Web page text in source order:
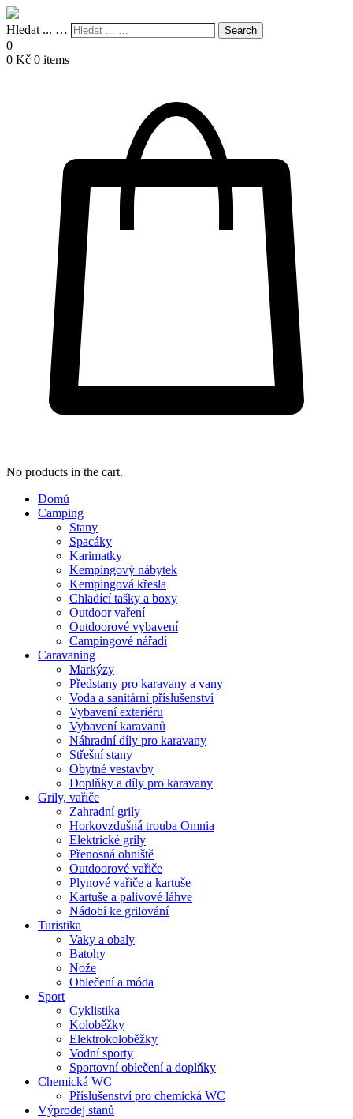
Hledat ... … Search
0
0 Kč 0 items
No products in the cart.
Domů
Camping
Stany
Spacáky
Karimatky
Kempingový nábytek
Kempingová křesla
Chladící tašky a boxy
Outdoor vaření
Outdoorové vybavení
Campingové nářadí
Caravaning
Markýzy
Předstany pro karavany a vany
Voda a sanitární příslušenství
Vybavení exteriéru
Vybavení karavanů
Náhradní díly pro karavany
Střešní stany
Obytné vestavby
Doplňky a díly pro karavany
Grily, vařiče
Zahradní grily
Horkovzdušná trouba Omnia
Elektrické grily
Přenosná ohniště
Outdoorové vařiče
Plynové vařiče a kartuše
Kartuše a palivové láhve
Nádobí ke grilování
Turistika
Vaky a obaly
Batohy
Nože
Oblečení a móda
Sport
Cyklistika
Koloběžky
Elektrokoloběžky
Vodní sporty
Sportovní oblečení a doplňky
Chemická WC
Příslušenství pro chemická WC
Výprodej stanů